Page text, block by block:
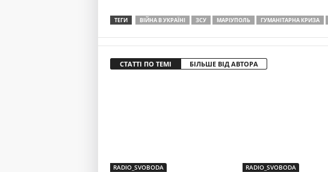
ТЕГИ ВІЙНА В УКРАЇНІ ЗСУ МАРІУПОЛЬ ГУМАНІТАРНА КРИЗА
СТАТТІ ПО ТЕМІ БІЛЬШЕ ВІД АВТОРА
RADIO_SVOBODA RADIO_SVOBODA